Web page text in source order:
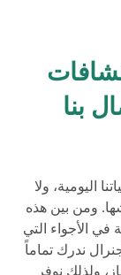
بنا
اليومية، ولا
ومن بين هذه
في الأجواء التي
ندرك تماماً
ولذلك نوفر